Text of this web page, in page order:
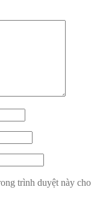
trình duyệt này cho